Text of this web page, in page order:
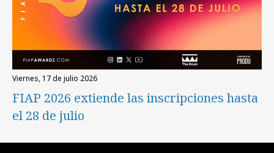
viernes, 17 de julio 2026
FIAP 2026 extiende las inscripciones hasta
el 28 de julio